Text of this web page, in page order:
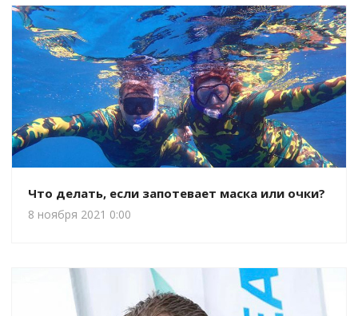
Что делать, если запотевает маска или очки?
8 ноября 2021 0:00